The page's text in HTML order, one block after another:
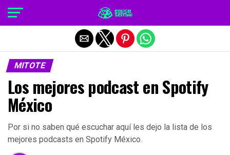
MITOTE
Los mejores podcast en Spotify
México
Por si no saben qué escuchar aquí les dejo la lista de los
mejores podcasts en Spotify México.
Salir de la versión móvil